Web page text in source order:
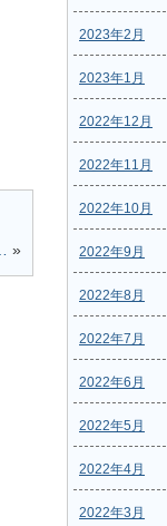
»
2023年2月
2023年1月
2022年12月
2022年11月
2022年10月
2022年9月
2022年8月
2022年7月
2022年6月
2022年5月
2022年4月
2022年3月